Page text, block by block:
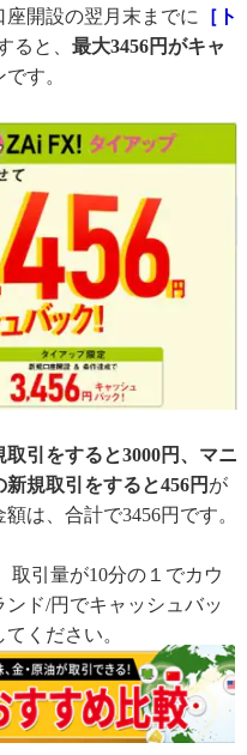
座開設の翌月末までに
［ト
ると、 最大3456円がキャ
す。
引をすると3000円、マニ
規取引をすると456円 が
は、合計で3456円です。
引量が10分の１でカウ
ド/円でキャッシュバッ
ください。
バックされるインヴァスト
ーンもあります。